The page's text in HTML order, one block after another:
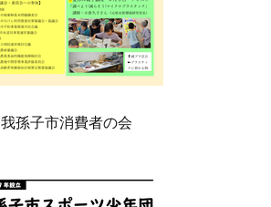
我孫子市消費者の会